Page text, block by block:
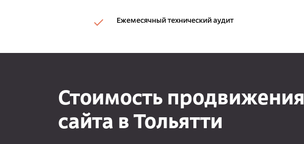
Ежемесячный технический аудит
Стоимость продвижения
сайта в Тольятти